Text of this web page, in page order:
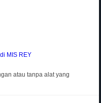
MIS REY
atau tanpa alat yang